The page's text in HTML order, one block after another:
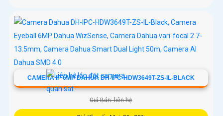
CAMERA IP 6MP DAHUA DH-IPC-HDW3649T-ZS-IL-BLACK
Giá Bán: liên hệ